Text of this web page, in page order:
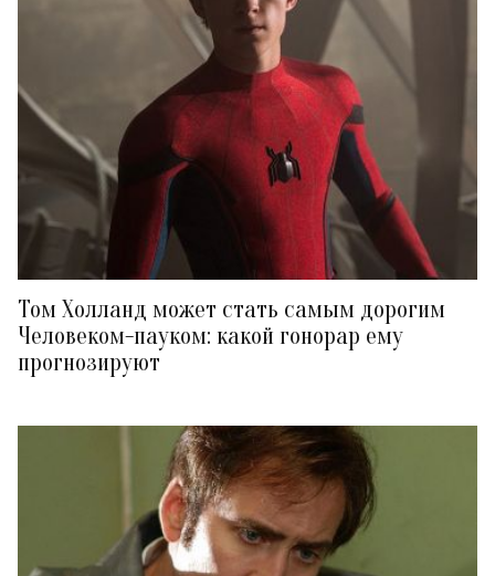
Том Холланд может стать самым дорогим
Человеком-пауком: какой гонорар ему
прогнозируют